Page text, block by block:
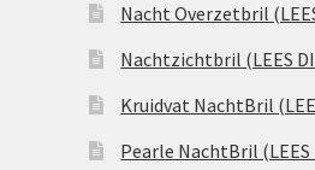
Nacht Overzetbril
Nachtzichtbril (LEES
Kruidvat NachtBril
Pearle NachtBril (LEES